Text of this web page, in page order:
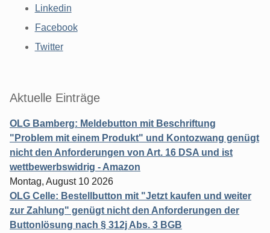
Linkedin
Facebook
Twitter
Aktuelle Einträge
OLG Bamberg: Meldebutton mit Beschriftung
"Problem mit einem Produkt" und Kontozwang genügt
nicht den Anforderungen von Art. 16 DSA und ist
wettbewerbswidrig - Amazon
Montag, August 10 2026
OLG Celle: Bestellbutton mit "Jetzt kaufen und weiter
zur Zahlung" genügt nicht den Anforderungen der
Buttonlösung nach § 312j Abs. 3 BGB